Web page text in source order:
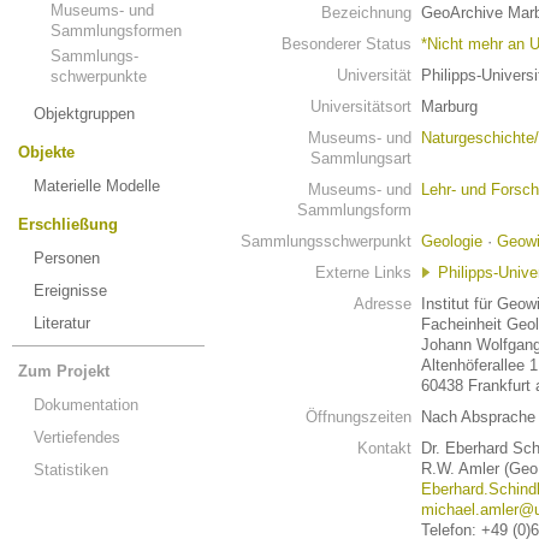
Museums- und
Sammlungsformen
Sammlungs-
schwerpunkte
Objektgruppen
Objekte
Materielle Modelle
Erschließung
Personen
Ereignisse
Literatur
Zum Projekt
Dokumentation
Vertiefendes
Statistiken
Bezeichnung GeoArchive
Besonderer Status *Nicht mehr an
Universität
Philipps-
Universitätsort
Marburg
Museums- und
Sammlungsart
Museums- und
Sammlungsform
Lehr- und
Sammlungsschwerpunkt Geologie ·
Externe Links
Philipps-
Adresse
Institut für
Facheinheit
Johann
Altenhöferallee 1
60438 Frankfurt
Öffnungszeiten
Nach Absprache
Kontakt
Dr. Eberhard
R.W. Amler
Telefon: +49